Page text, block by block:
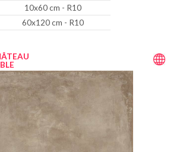
10x60 cm - R10
60x120 cm - R10